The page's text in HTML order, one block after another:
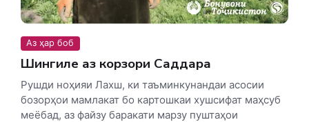
Аз ҳар боб
Шингиле аз корзори Саддара
Рушди ноҳияи Лахш, ки таъминкунандаи асосии
бозорҳои мамлакат бо картошкаи хушсифат маҳсуб
меёбад, аз файзу баракати марзу пуштаҳои